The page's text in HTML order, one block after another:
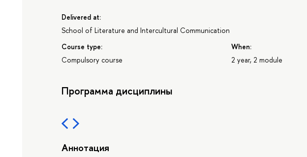
Delivered at:
School of Literature and Intercultural Communication
Course type:
Compulsory course
When:
2 year, 2 module
Программа дисциплины
Аннотация